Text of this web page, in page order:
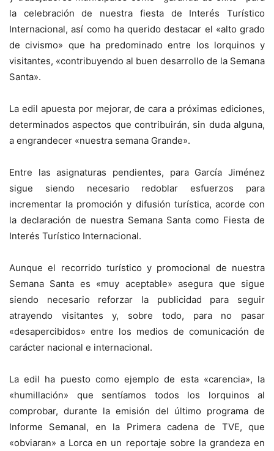
la celebración de nuestra fiesta de Interés Turístico
Internacional, así como ha querido destacar el «alto grado
de civismo» que ha predominado entre los lorquinos y
visitantes, «contribuyendo al buen desarrollo de la Semana
Santa».
La edil apuesta por mejorar, de cara a próximas ediciones,
determinados aspectos que contribuirán, sin duda alguna,
a engrandecer «nuestra semana Grande».
Entre las asignaturas pendientes, para García Jiménez
sigue siendo necesario redoblar esfuerzos para
incrementar la promoción y difusión turística, acorde con
la declaración de nuestra Semana Santa como Fiesta de
Interés Turístico Internacional.
Aunque el recorrido turístico y promocional de nuestra
Semana Santa es «muy aceptable» asegura que sigue
siendo necesario reforzar la publicidad para seguir
atrayendo visitantes y, sobre todo, para no pasar
«desapercibidos» entre los medios de comunicación de
carácter nacional e internacional.
La edil ha puesto como ejemplo de esta «carencia», la
«humillación» que sentíamos todos los lorquinos al
comprobar, durante la emisión del último programa de
Informe Semanal, en la Primera cadena de TVE, que
«obviaran» a Lorca en un reportaje sobre la grandeza en